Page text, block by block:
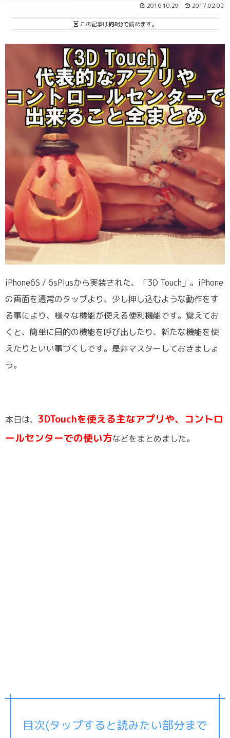
2017.02.02
2016.10.29
この記事は約8分で読めます。
iPhone6S / 6sPlusから実装された、「3D Touch」。iPhone
の画面を通常のタップより、少し押し込むような動作をす
る事により、様々な機能が使える便利機能です。覚えてお
くと、簡単に目的の機能を呼び出したり、新たな機能を使
えたりといい事づくしです。是非マスターしておきましょ
う。
本日は、 3DTouchを使える主なアプリや、コントロ
ールセンターでの使い方などをまとめました。
目次(タップすると読みたい部分まで